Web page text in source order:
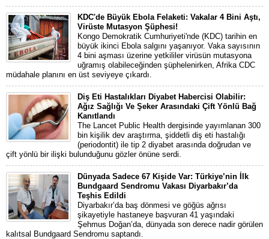
KDC'de Büyük Ebola Felaketi: Vakalar 4 Bini Aştı,
Virüste Mutasyon Şüphesi!
Kongo Demokratik Cumhuriyeti'nde (KDC) tarihin en
büyük ikinci Ebola salgını yaşanıyor. Vaka sayısının
4 bini aşması üzerine yetkililer virüsün mutasyona
uğramış olabileceğinden şüphelenirken, Afrika CDC
müdahale planını en üst seviyeye çıkardı.
Diş Eti Hastalıkları Diyabet Habercisi Olabilir:
Ağız Sağlığı Ve Şeker Arasındaki Çift Yönlü Bağ
Kanıtlandı
The Lancet Public Health dergisinde yayımlanan 300
bin kişilik dev araştırma, şiddetli diş eti hastalığı
(periodontit) ile tip 2 diyabet arasında doğrudan ve
çift yönlü bir ilişki bulunduğunu gözler önüne serdi.
Dünyada Sadece 67 Kişide Var: Türkiye’nin İlk
Bundgaard Sendromu Vakası Diyarbakır’da
Teşhis Edildi
Diyarbakır’da baş dönmesi ve göğüs ağrısı
şikayetiyle hastaneye başvuran 41 yaşındaki
Şehmus Doğan’da, dünyada son derece nadir görülen
kalıtsal Bundgaard Sendromu saptandı.